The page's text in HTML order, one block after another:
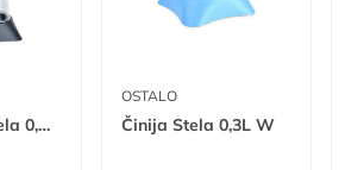
Dispenzer Stela 0,65L W
OSTALO
Činija Stela 0,3L W